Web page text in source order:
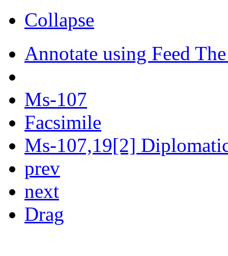
Collapse
Annotate using Feed
Ms-107
Facsimile
Ms-107,19[2]
prev
next
Drag